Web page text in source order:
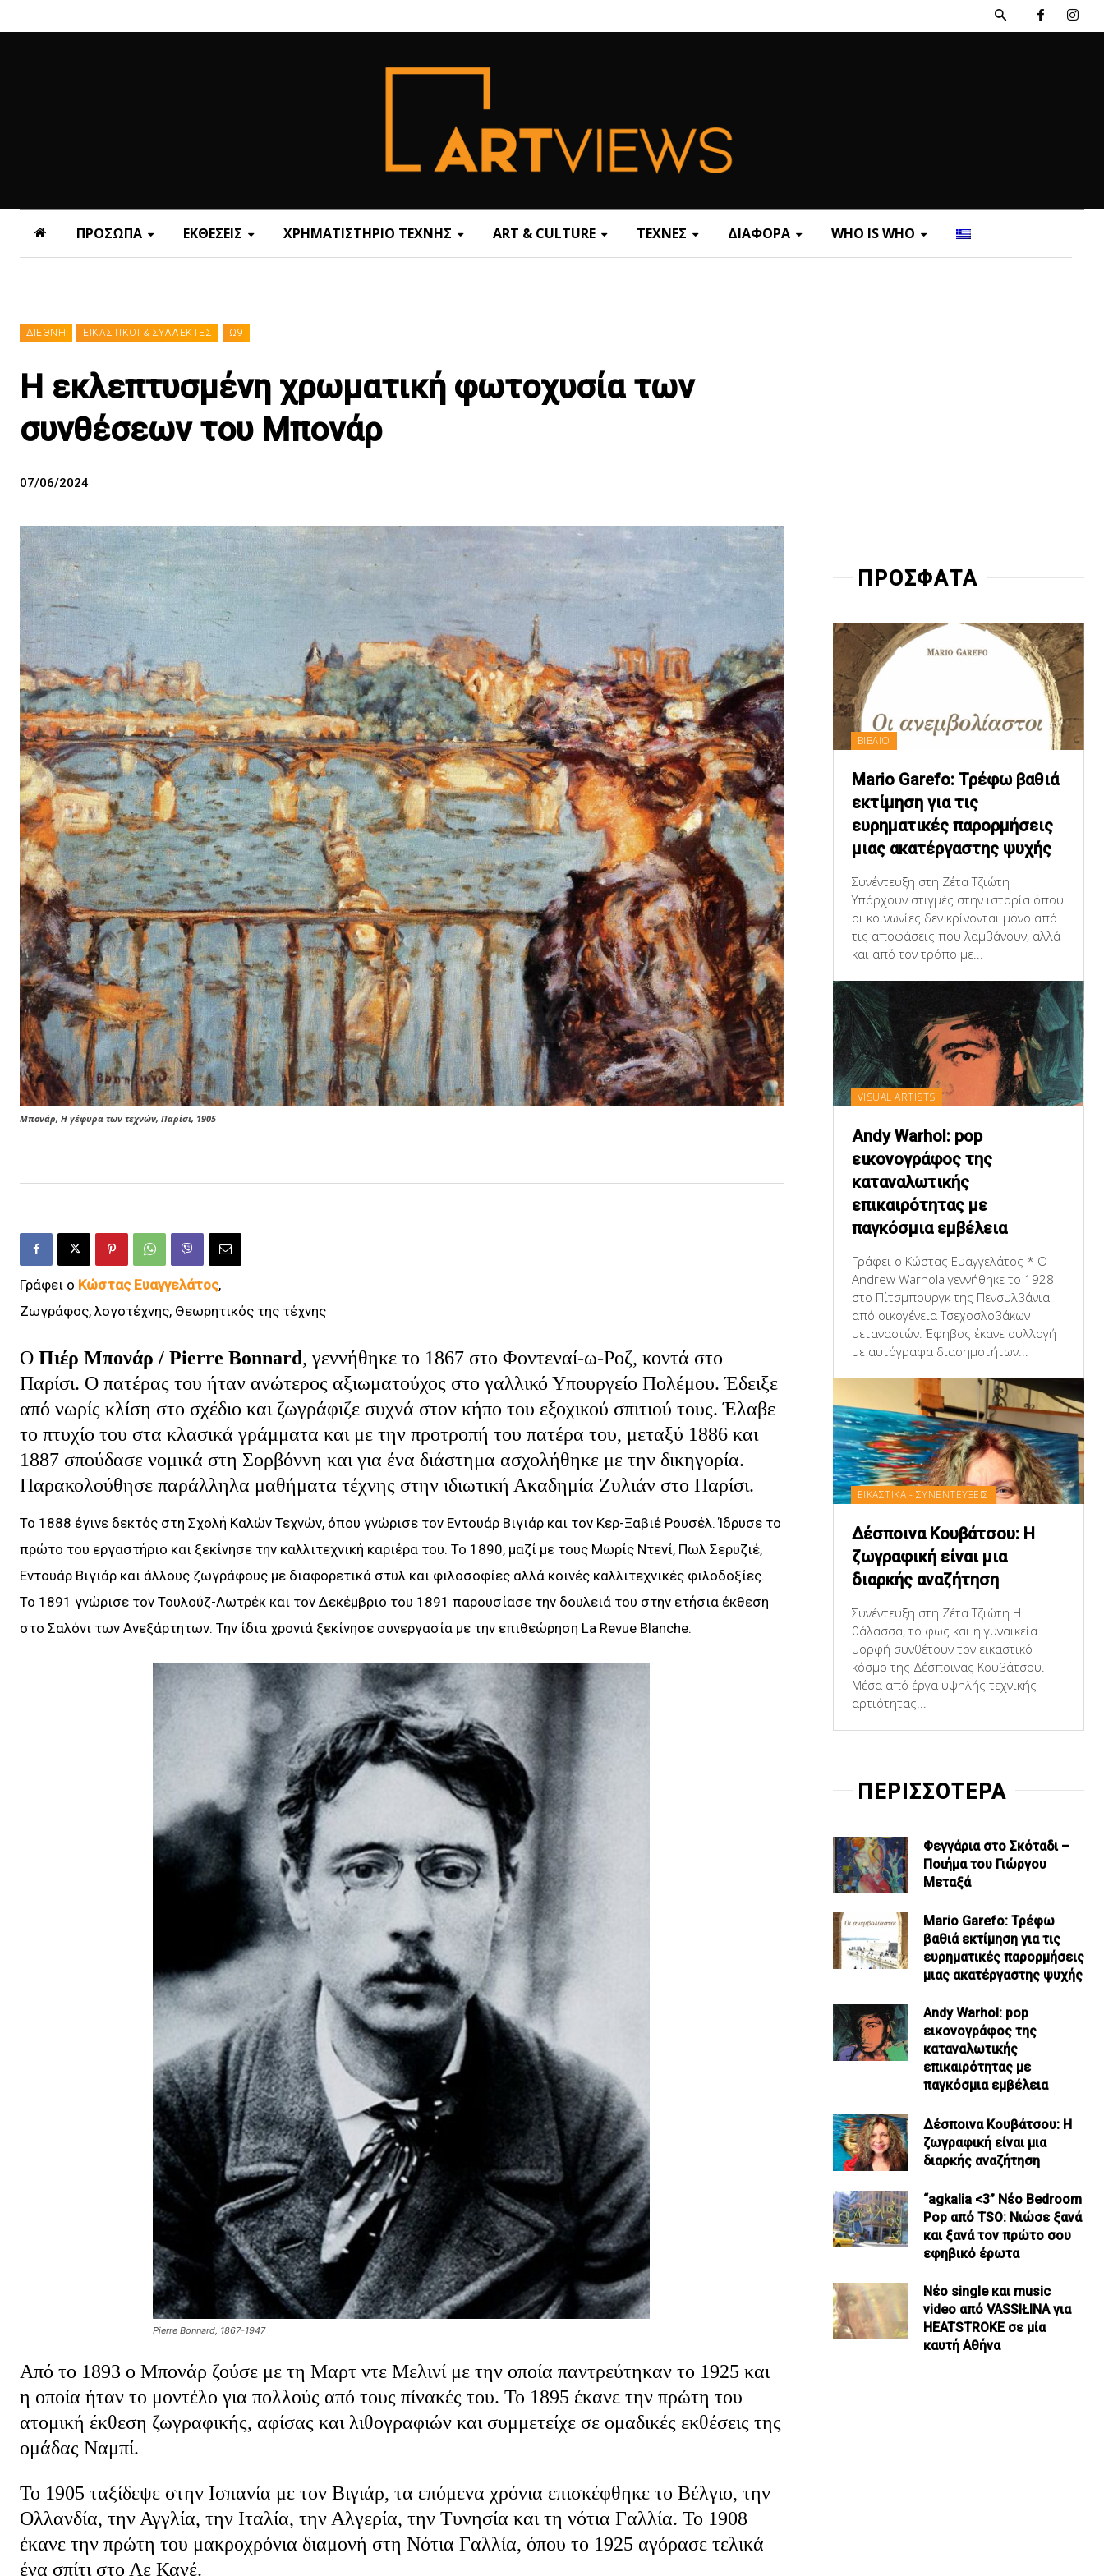
ΠΡΟΣΩΠΑ ΕΚΘΕΣΕΙΣ ΧΡΗΜΑΤΙΣΤΗΡΙΟ ΤΕΧΝΗΣ ART & CULTURE ΤΕΧΝΕΣ ΔΙΑΦΟΡΑ WHO IS WHO
ΔΙΕΘΝΗ ΕΙΚΑΣΤΙΚΟΙ & ΣΥΛΛΕΚΤΕΣ Ω9
Η εκλεπτυσμένη χρωματική φωτοχυσία των
συνθέσεων του Μπονάρ
07/06/2024
Μπονάρ, Η γέφυρα των τεχνών, Παρίσι, 1905
Γράφει ο Κώστας Ευαγγελάτος,
Ζωγράφος, λογοτέχνης, Θεωρητικός της τέχνης
Ο Πιέρ Μπονάρ / Pierre Bonnard, γεννήθηκε το 1867 στο Φοντεναί-ω-Ροζ, κοντά στο
Παρίσι. Ο πατέρας του ήταν ανώτερος αξιωματούχος στο γαλλικό Υπουργείο Πολέμου. Έδειξε
από νωρίς κλίση στο σχέδιο και ζωγράφιζε συχνά στον κήπο του εξοχικού σπιτιού τους. Έλαβε
το πτυχίο του στα κλασικά γράμματα και με την προτροπή του πατέρα του, μεταξύ 1886 και
1887 σπούδασε νομικά στη Σορβόννη και για ένα διάστημα ασχολήθηκε με την δικηγορία.
Παρακολούθησε παράλληλα μαθήματα τέχνης στην ιδιωτική Ακαδημία Ζυλιάν στο Παρίσι.
Το 1888 έγινε δεκτός στη Σχολή Καλών Τεχνών, όπου γνώρισε τον Εντουάρ Βιγιάρ και τον Κερ-Ξαβιέ Ρουσέλ. Ίδρυσε το
πρώτο του εργαστήριο και ξεκίνησε την καλλιτεχνική καριέρα του. Το 1890, μαζί με τους Μωρίς Ντενί, Πωλ Σερυζιέ,
Εντουάρ Βιγιάρ και άλλους ζωγράφους με διαφορετικά στυλ και φιλοσοφίες αλλά κοινές καλλιτεχνικές φιλοδοξίες.
Το 1891 γνώρισε τον Τουλούζ-Λωτρέκ και τον Δεκέμβριο του 1891 παρουσίασε την δουλειά του στην ετήσια έκθεση
στο Σαλόνι των Ανεξάρτητων. Την ίδια χρονιά ξεκίνησε συνεργασία με την επιθεώρηση La Revue Blanche.
Pierre Bonnard, 1867-1947
Από το 1893 ο Μπονάρ ζούσε με τη Μαρτ ντε Μελινί με την οποία παντρεύτηκαν το 1925 και
η οποία ήταν το μοντέλο για πολλούς από τους πίνακές του. Το 1895 έκανε την πρώτη του
ατομική έκθεση ζωγραφικής, αφίσας και λιθογραφιών και συμμετείχε σε ομαδικές εκθέσεις της
ομάδας Ναμπί.
Το 1905 ταξίδεψε στην Ισπανία με τον Βιγιάρ, τα επόμενα χρόνια επισκέφθηκε το Βέλγιο, την
Ολλανδία, την Αγγλία, την Ιταλία, την Αλγερία, την Τυνησία και τη νότια Γαλλία. Το 1908
έκανε την πρώτη του μακροχρόνια διαμονή στη Νότια Γαλλία, όπου το 1925 αγόρασε τελικά
ένα σπίτι στο Λε Κανέ.
ΠΡΟΣΦΑΤΑ
ΒΙΒΛΙΟ
Mario Garefo: Τρέφω βαθιά
εκτίμηση για τις
ευρηματικές παρορμήσεις
μιας ακατέργαστης ψυχής
Συνέντευξη στη Ζέτα Τζιώτη
Υπάρχουν στιγμές στην ιστορία όπου
οι κοινωνίες δεν κρίνονται μόνο από
τις αποφάσεις που λαμβάνουν, αλλά
και από τον τρόπο με...
VISUAL ARTISTS
Andy Warhol: pop
εικονογράφος της
καταναλωτικής
επικαιρότητας με
παγκόσμια εμβέλεια
Γράφει ο Κώστας Ευαγγελάτος * Ο
Andrew Warhola γεννήθηκε το 1928
στο Πίτσμπουργκ της Πενσυλβάνια
από οικογένεια Τσεχοσλοβάκων
μεταναστών. Έφηβος έκανε συλλογή
με αυτόγραφα διασημοτήτων...
ΕΙΚΑΣΤΙΚΑ - ΣΥΝΕΝΤΕΥΞΕΙΣ
Δέσποινα Κουβάτσου: Η
ζωγραφική είναι μια
διαρκής αναζήτηση
Συνέντευξη στη Ζέτα Τζιώτη Η
θάλασσα, το φως και η γυναικεία
μορφή συνθέτουν τον εικαστικό
κόσμο της Δέσποινας Κουβάτσου.
Μέσα από έργα υψηλής τεχνικής
αρτιότητας...
ΠΕΡΙΣΣΟΤΕΡΑ
Φεγγάρια στο Σκόταδι –
Ποιήμα του Γιώργου
Μεταξά
Mario Garefo: Τρέφω
βαθιά εκτίμηση για τις
ευρηματικές παρορμήσεις
μιας ακατέργαστης ψυχής
Andy Warhol: pop
εικονογράφος της
καταναλωτικής
επικαιρότητας με
παγκόσμια εμβέλεια
Δέσποινα Κουβάτσου: Η
ζωγραφική είναι μια
διαρκής αναζήτηση
“agkalia <3” Νέο Bedroom
Pop από TSO: Νιώσε ξανά
και ξανά τον πρώτο σου
εφηβικό έρωτα
Νέο single και music
video από VASSIŁINA για
HEATSTROKE σε μία
καυτή Αθήνα